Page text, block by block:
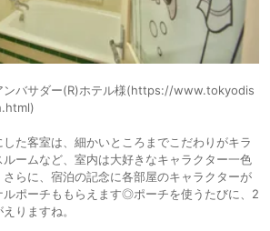
ンバサダー(R)ホテル様(https://www.tokyodis
た客室は、細かいところまでこだわりがキラ
ルームなど、室内は大好きなキャラクター一色
らに、宿泊の記念に各部屋のキャラクターが
ルポーチももらえます◎ポーチを使うたびに、2
りますね。